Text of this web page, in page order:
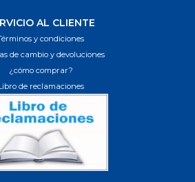
AL CLIENTE
y condiciones
de cambio y devoluciones
¿cómo comprar?
de reclamaciones